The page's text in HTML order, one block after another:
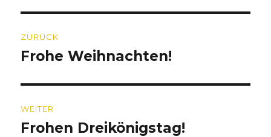
ZURÜCK
Vorheriger
Frohe Weihnachten!
WEITER
Nächster
Frohen Dreikönigstag!